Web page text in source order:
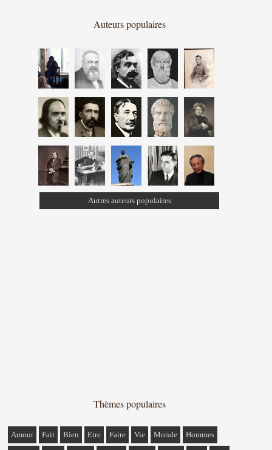
Auteurs populaires
Autres auteurs populaires
Thèmes populaires
Amour Fait Bien Etre Faire Vie Monde Hommes